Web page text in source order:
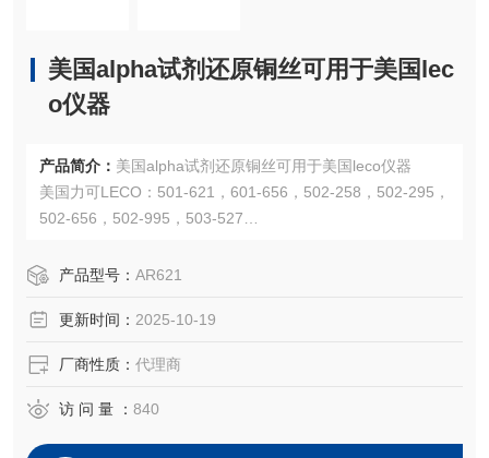
美国alpha试剂还原铜丝可用于美国lec
o仪器
产品简介： 美国alpha试剂还原铜丝可用于美国leco仪器
美国力可LECO：501-621，601-656，502-258，502-295，
502-656，502-995，503-527
注：使用OEM编号仅仅是为了方便查询，并不代表产品来自
于所对应仪器。
产品型号： AR621
更新时间： 2025-10-19
厂商性质： 代理商
访 问 量 ： 840